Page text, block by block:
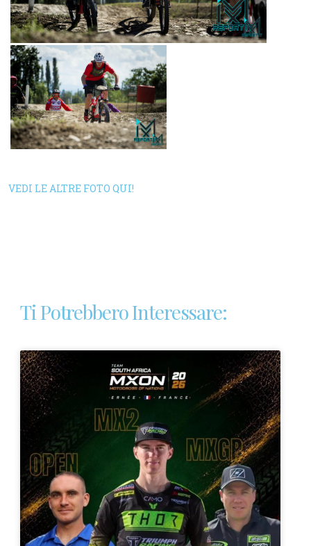
VEDI LE ALTRE FOTO QUI!
Ti Potrebbero Interessare: